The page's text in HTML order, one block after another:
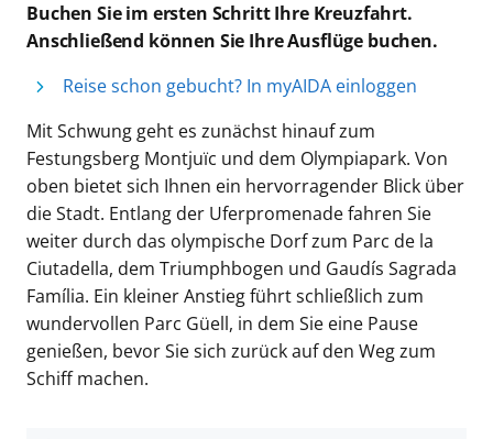
Buchen Sie im ersten Schritt Ihre Kreuzfahrt.
Anschließend können Sie Ihre Ausflüge buchen.
Reise schon gebucht? In myAIDA einloggen
Mit Schwung geht es zunächst hinauf zum
Festungsberg Montjuïc und dem Olympiapark. Von
oben bietet sich Ihnen ein hervorragender Blick über
die Stadt. Entlang der Uferpromenade fahren Sie
weiter durch das olympische Dorf zum Parc de la
Ciutadella, dem Triumphbogen und Gaudís Sagrada
Família. Ein kleiner Anstieg führt schließlich zum
wundervollen Parc Güell, in dem Sie eine Pause
genießen, bevor Sie sich zurück auf den Weg zum
Schiff machen.